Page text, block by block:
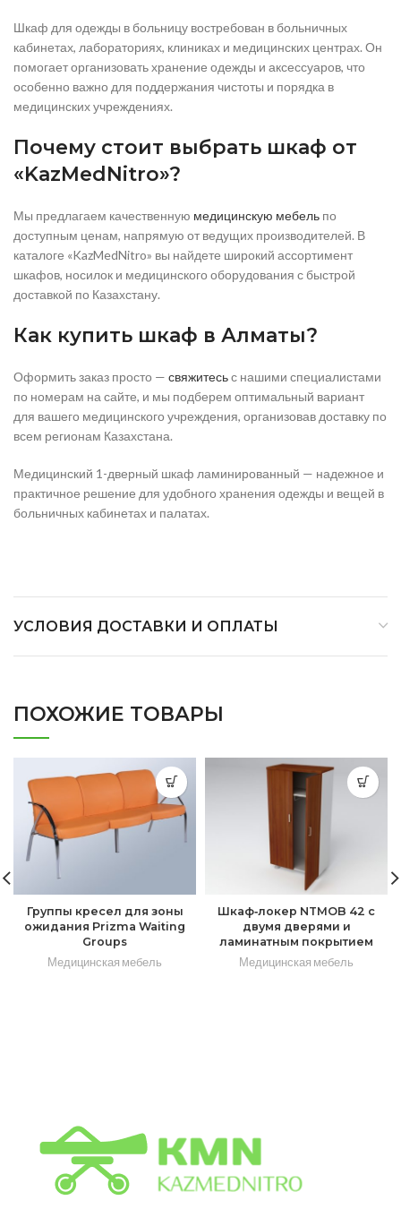
Шкаф для одежды в больницу востребован в больничных
кабинетах, лабораториях, клиниках и медицинских центрах. Он
помогает организовать хранение одежды и аксессуаров, что
особенно важно для поддержания чистоты и порядка в
медицинских учреждениях.
Почему стоит выбрать шкаф от
«KazMedNitro»?
Мы предлагаем качественную медицинскую мебель по
доступным ценам, напрямую от ведущих производителей. В
каталоге «KazMedNitro» вы найдете широкий ассортимент
шкафов, носилок и медицинского оборудования с быстрой
доставкой по Казахстану.
Как купить шкаф в Алматы?
Оформить заказ просто — свяжитесьс нашими специалистами
по номерам на сайте, и мы подберем оптимальный вариант
для вашего медицинского учреждения, организовав доставку по
всем регионам Казахстана.
Медицинский 1-дверный шкаф ламинированный — надежное и
практичное решение для удобного хранения одежды и вещей в
больничных кабинетах и палатах.
УСЛОВИЯ ДОСТАВКИ И ОПЛАТЫ
ПОХОЖИЕ ТОВАРЫ
Группы кресел для зоны
ожидания Prizma Waiting
Groups
Медицинская мебель
Шкаф‑локер NTMOB 42 с
двумя дверями и
ламинатным покрытием
Медицинская мебель